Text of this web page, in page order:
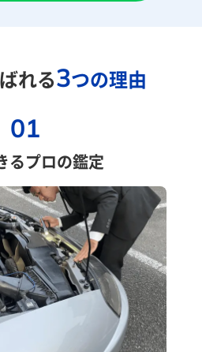
れる3つの理由
01
るプロの鑑定